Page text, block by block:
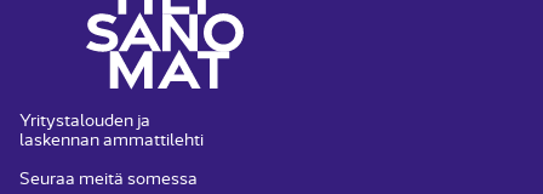
Yritystalouden ja
laskennan ammattilehti
Seuraa meitä somessa